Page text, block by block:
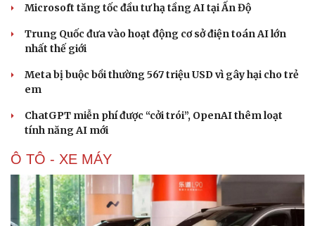
Microsoft tăng tốc đầu tư hạ tầng AI tại Ấn Độ
Trung Quốc đưa vào hoạt động cơ sở điện toán AI lớn
nhất thế giới
Meta bị buộc bồi thường 567 triệu USD vì gây hại cho trẻ
em
ChatGPT miễn phí được “cởi trói”, OpenAI thêm loạt
tính năng AI mới
Ô TÔ - XE MÁY